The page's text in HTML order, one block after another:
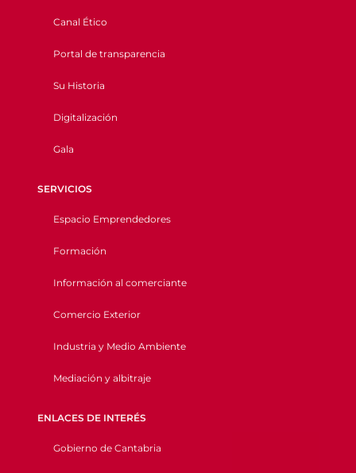
Canal Ético
Portal de transparencia
Su Historia
Digitalización
Gala
SERVICIOS
Espacio Emprendedores
Formación
Información al comerciante
Comercio Exterior
Industria y Medio Ambiente
Mediación y albitraje
ENLACES DE INTERÉS
Gobierno de Cantabria